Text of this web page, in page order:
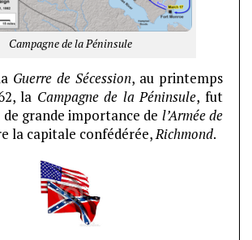
Campagne de la Péninsule
Guerre de Sécession, au printemps
la Campagne de la Péninsule, fut
grande importance de l’Armée de
la capitale confédérée,Richmond.